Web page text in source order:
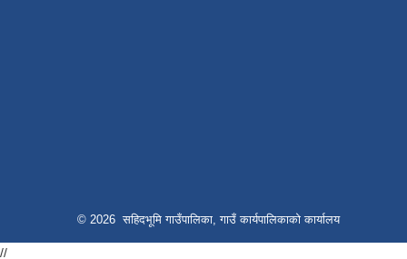
© 2026 सहिदभूमि गाउँपालिका, गाउँ कार्यपालिकाको कार्यालय
//